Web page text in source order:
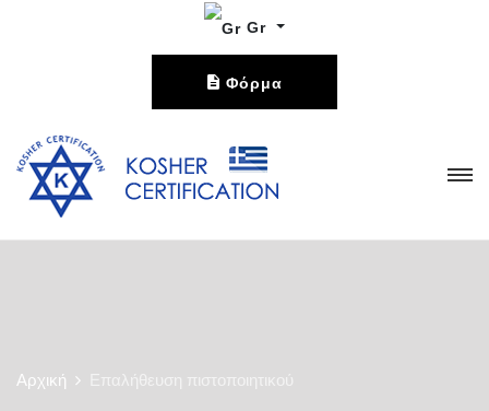
Gr
Φόρμα
Αρχική Επαλήθευση πιστοποιητικού